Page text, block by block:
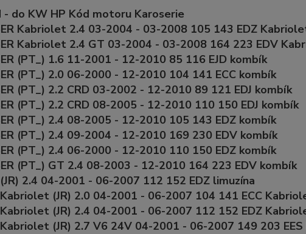
- do KW HP Kód motoru Karoserie
Kabriolet 2.4 03-2004 - 03-2008 105 143 EDZ
Kabriolet 2.4 GT 03-2004 - 03-2008 164 223 EDV
(PT_) 1.6 11-2001 - 12-2010 85 116 EJD kombík
(PT_) 2.0 06-2000 - 12-2010 104 141 ECC kombík
(PT_) 2.2 CRD 03-2002 - 12-2010 89 121 EDJ kombík
(PT_) 2.2 CRD 08-2005 - 12-2010 110 150 EDJ kombík
(PT_) 2.4 08-2005 - 12-2010 105 143 EDZ kombík
(PT_) 2.4 09-2004 - 12-2010 169 230 EDV kombík
(PT_) 2.4 06-2000 - 12-2010 110 150 EDZ kombík
(PT_) GT 2.4 08-2003 - 12-2010 164 223 EDV kombík
(JR) 2.4 04-2001 - 06-2007 112 152 EDZ limuzína
Kabriolet (JR) 2.0 04-2001 - 06-2007 104 141 ECC
Kabriolet (JR) 2.4 04-2001 - 06-2007 112 152 EDZ
Kabriolet (JR) 2.7 V6 24V 04-2001 - 06-2007 149 203